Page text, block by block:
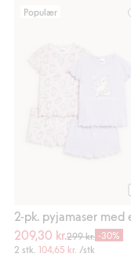
Populær
209,30 kr.299 kr. -30%
2 stk. 104,65 kr. /stk